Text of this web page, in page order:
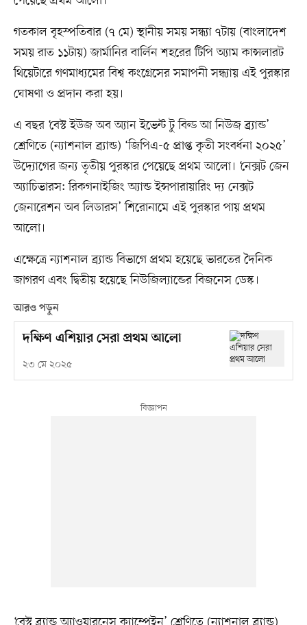
গতকাল বৃহস্পতিবার (৭ মে) স্থানীয় সময় সন্ধ্যা ৭টায় (বাংলাদেশ
সময় রাত ১১টায়) জার্মানির বার্লিন শহরের টিপি অ্যাম কান্সলারট
থিয়েটারে গণমাধ্যমের বিশ্ব কংগ্রেসের সমাপনী সন্ধ্যায় এই পুরস্কার
ঘোষণা ও প্রদান করা হয়।
এ বছর ‘বেস্ট ইউজ অব অ্যান ইভেন্ট টু বিল্ড আ নিউজ ব্র্যান্ড’
শ্রেণিতে (ন্যাশনাল ব্র্যান্ড) ‘জিপিএ-৫ প্রাপ্ত কৃতী সংবর্ধনা ২০২৫’
উদ্যোগের জন্য তৃতীয় পুরস্কার পেয়েছে প্রথম আলো। ‘নেক্সট জেন
অ্যাচিভারস: রিকগনাইজিং অ্যান্ড ইন্সপারায়ারিং দ্য নেক্সট
জেনারেশন অব লিডারস’ শিরোনামে এই পুরস্কার পায় প্রথম
আলো।
এক্ষেত্রে ন্যাশনাল ব্র্যান্ড বিভাগে প্রথম হয়েছে ভারতের দৈনিক
জাগরণ এবং দ্বিতীয় হয়েছে নিউজিল্যান্ডের বিজনেস ডেস্ক।
আরও পড়ুন
দক্ষিণ এশিয়ার সেরা প্রথম আলো
২৩ মে ২০২৫